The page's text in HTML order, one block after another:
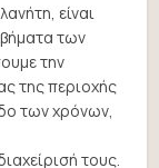
είναι
των
την
της περιοχής
των χρόνων,
τους.